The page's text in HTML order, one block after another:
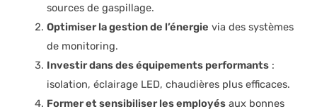
sources de gaspillage.
Optimiser la gestion de l’énergie via des systèmes
de monitoring.
Investir dans des équipements performants :
isolation, éclairage LED, chaudières plus efficaces.
Former et sensibiliser les employés aux bonnes